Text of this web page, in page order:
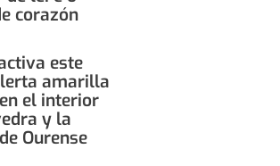
corazón
este
amarilla
el interior
y la
Ourense